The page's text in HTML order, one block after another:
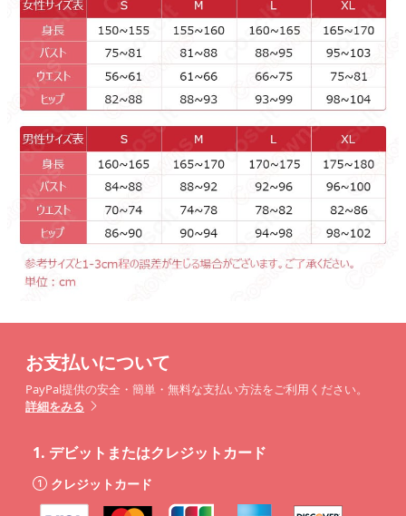
お支払いについて
PayPal提供の安全・簡単・無料な支払い方法をご利用ください。
詳細をみる
1. デビットまたはクレジットカード
クレジットカード